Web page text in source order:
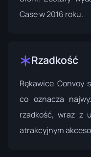
Casew 2016 roku.
Rzadkość
Rękawice Convoy
co oznacza
rzadkość, wraz z
atrakcyjnym